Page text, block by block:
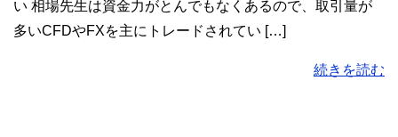
い 相場先生は資金力がとんでもなくあるので、取引量が
多いCFDやFXを主にトレードされてい […]
続きを読む